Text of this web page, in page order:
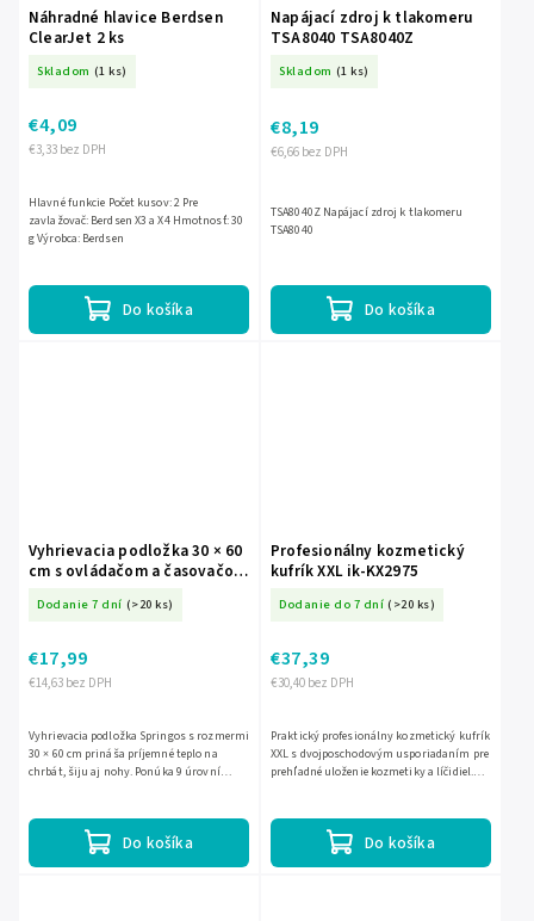
Náhradné hlavice Berdsen
ClearJet 2 ks
Skladom (1 ks)
€3,33 bez DPH
€4,09
Do košíka
Hlavné funkcie Počet kusov: 2 Pre
zavlažovač: Berdsen X3 a X4 Hmotnosť: 30
g Výrobca: Berdsen
Napájací zdroj k tlakomeru
TSA8040 TSA8040Z
Skladom (1 ks)
€6,66 bez DPH
€8,19
Do košíka
TSA8040Z Napájací zdroj k tlakomeru
TSA8040
Vyhrievacia podložka 30 × 60
cm s ovládačom a časovačom
Dodanie 7 dní (>20 ks)
€14,63 bez DPH
€17,99
Do košíka
Vyhrievacia podložka Springos s rozmermi
30 × 60 cm prináša príjemné teplo na
chrbát, šiju aj nohy. Ponúka 9 úrovní
Profesionálny kozmetický
kufrík XXL ik-KX2975
Dodanie do 7 dní (>20 ks)
€30,40 bez DPH
€37,39
Do košíka
Praktický profesionálny kozmetický kufrík
XXL s dvojposchodovým usporiadaním pre
prehľadné uloženie kozmetiky a líčidiel.